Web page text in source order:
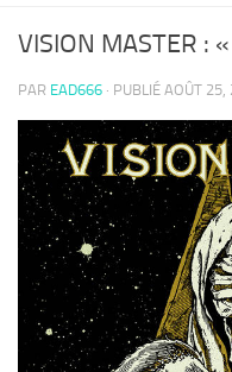
VISION MASTER :
PAR EAD666 · PUBLIÉ AOÛT 25,